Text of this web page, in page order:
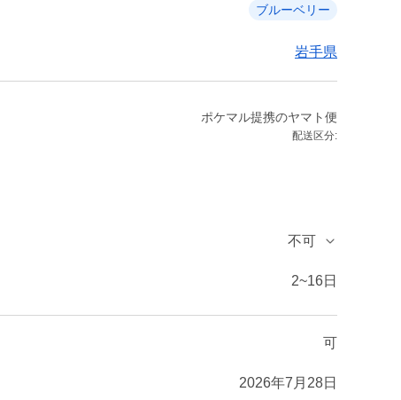
ブルーベリー
岩手県
ポケマル提携のヤマト便
配送区分:
不可
2~16日
可
2026年7月28日